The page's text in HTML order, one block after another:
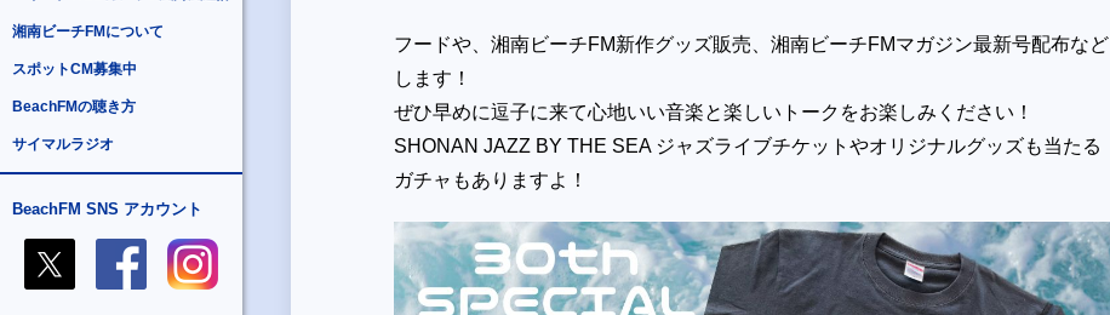
湘南ビーチFMについて
スポットCM募集中
BeachFMの聴き方
サイマルラジオ
BeachFM SNS アカウント
フードや、湘南ビーチFM新作グッズ販売、湘南ビーチFMマガジン最新号配布など
します！
ぜひ早めに逗子に来て心地いい音楽と楽しいトークをお楽しみください！
SHONAN JAZZ BY THE SEA ジャズライブチケットやオリジナルグッズも当たる
ガチャもありますよ！